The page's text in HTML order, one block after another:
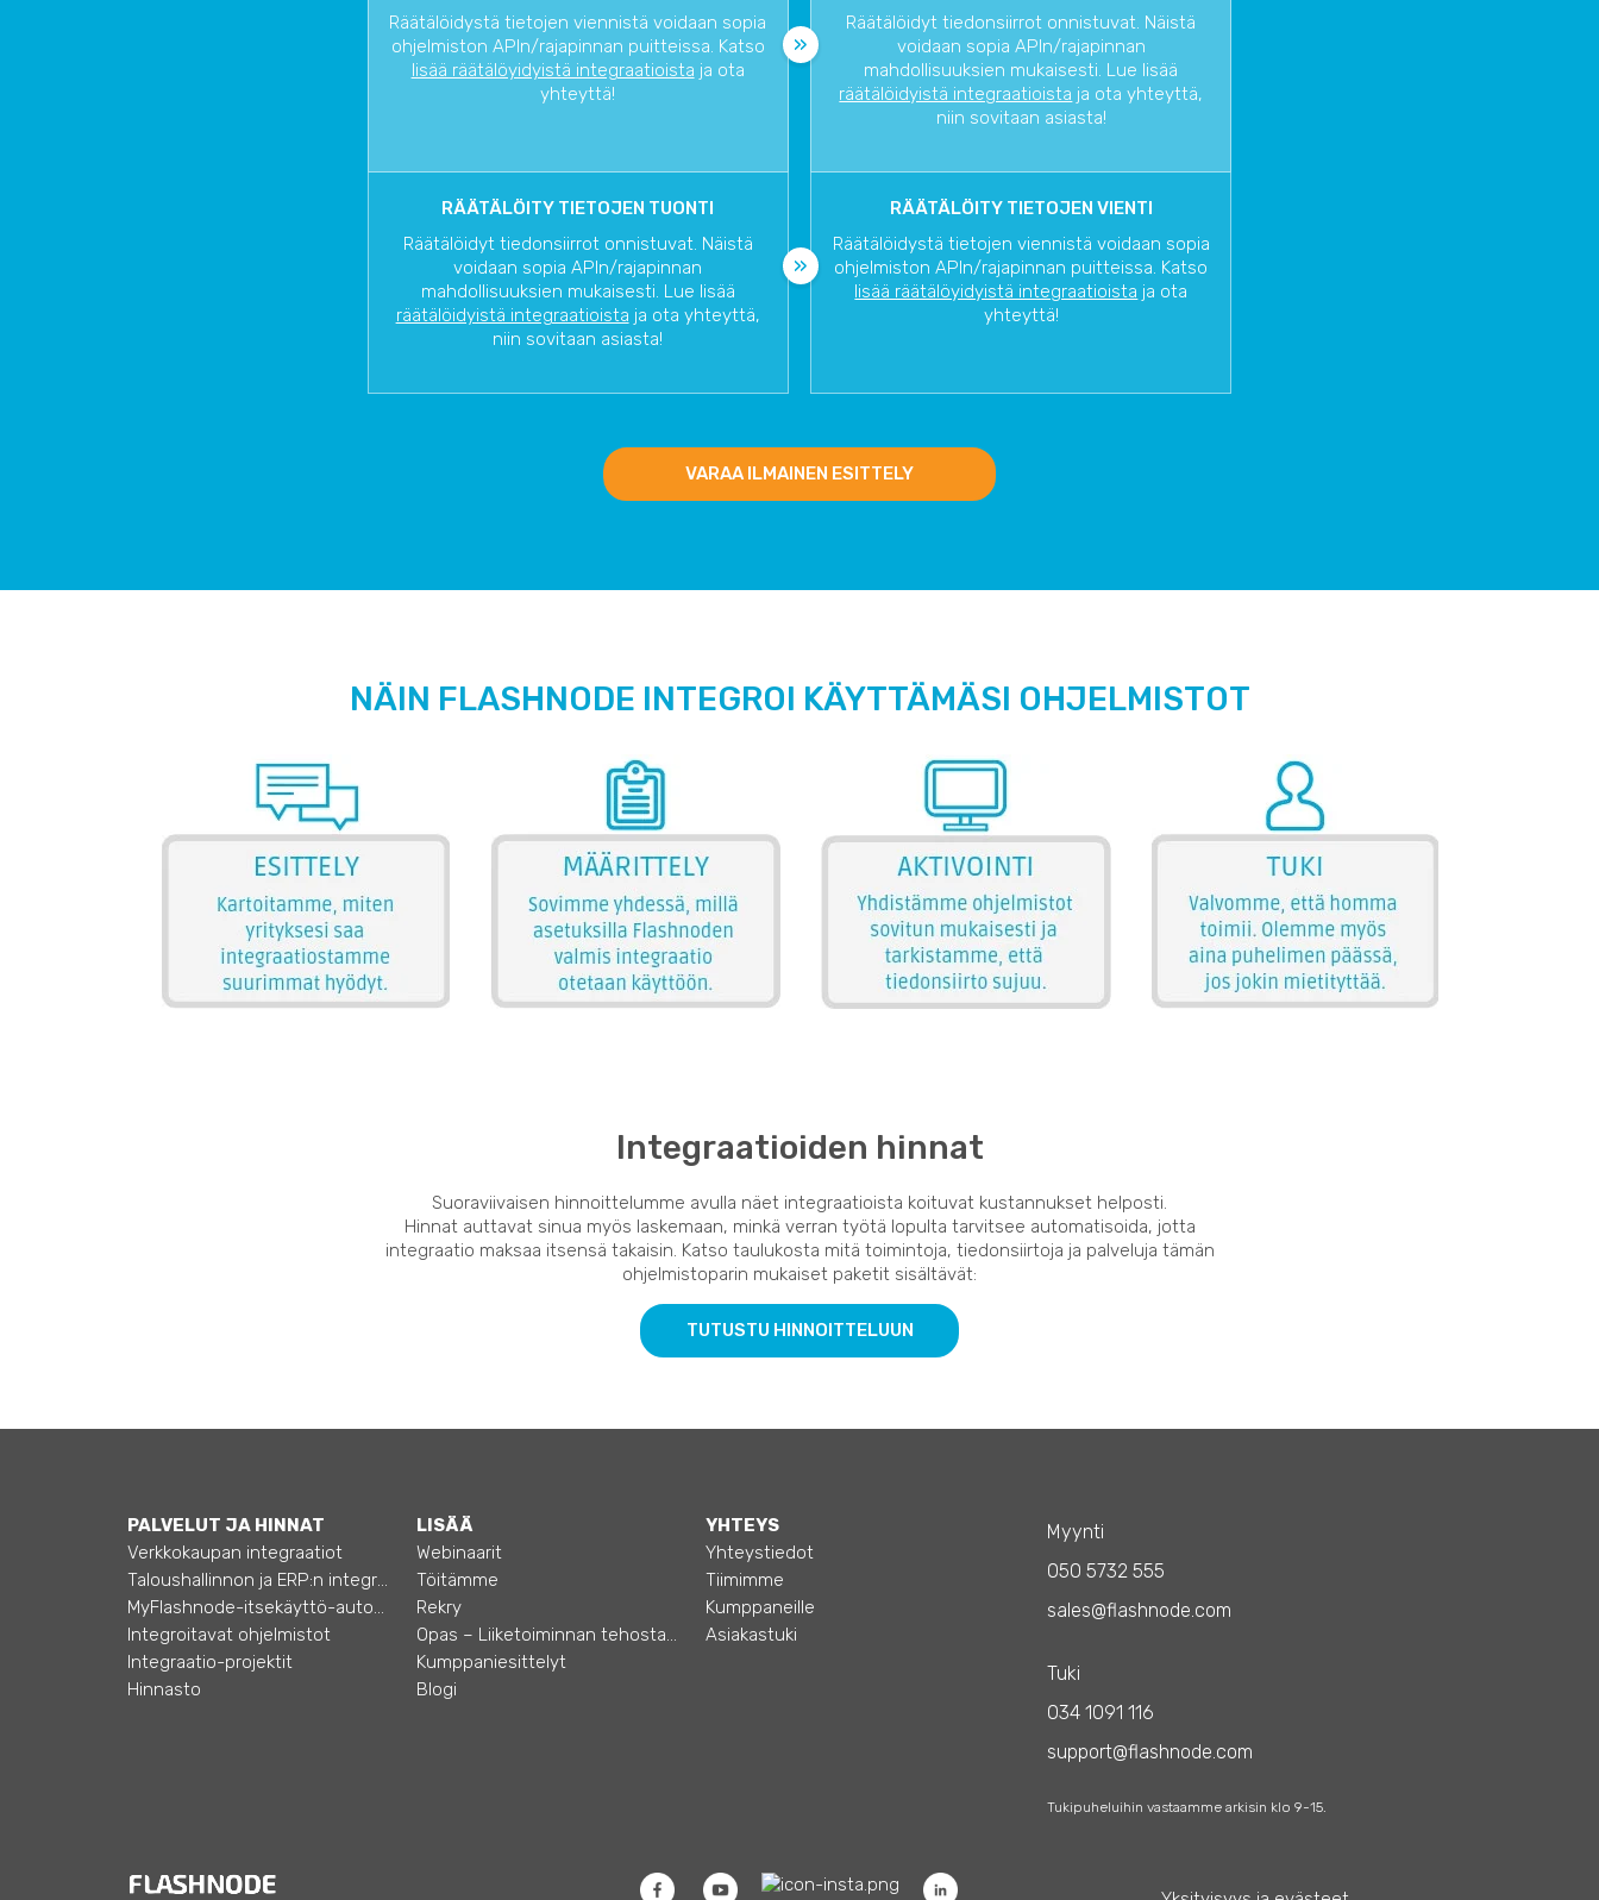
Räätälöidystä tietojen viennistä voidaan sopia
ohjelmiston APIn/rajapinnan puitteissa. Katso
lisää räätälöyidyistä integraatioista ja ota
yhteyttä!
Räätälöidyt tiedonsiirrot onnistuvat. Näistä
voidaan sopia APIn/rajapinnan
mahdollisuuksien mukaisesti. Lue lisää
räätälöidyistä integraatioista ja ota yhteyttä,
niin sovitaan asiasta!
RÄÄTÄLÖITY TIETOJEN TUONTI
Räätälöidyt tiedonsiirrot onnistuvat. Näistä
voidaan sopia APIn/rajapinnan
mahdollisuuksien mukaisesti. Lue lisää
räätälöidyistä integraatioista ja ota yhteyttä,
niin sovitaan asiasta!
RÄÄTÄLÖITY TIETOJEN VIENTI
Räätälöidystä tietojen viennistä voidaan sopia
ohjelmiston APIn/rajapinnan puitteissa. Katso
lisää räätälöyidyistä integraatioista ja ota
yhteyttä!
VARAA ILMAINEN ESITTELY
NÄIN FLASHNODE INTEGROI KÄYTTÄMÄSI OHJELMISTOT
Integraatioiden hinnat
Suoraviivaisen hinnoittelumme avulla näet integraatioista koituvat kustannukset helposti.
Hinnat auttavat sinua myös laskemaan, minkä verran työtä lopulta tarvitsee automatisoida, jotta
integraatio maksaa itsensä takaisin. Katso taulukosta mitä toimintoja, tiedonsiirtoja ja palveluja tämän
ohjelmistoparin mukaiset paketit sisältävät:
TUTUSTU HINNOITTELUUN
PALVELUT JA HINNAT
Verkkokaupan integraatiot
Taloushallinnon ja ERP:n integraatiot
MyFlashnode-itsekäyttö-automaatio
Integroitavat ohjelmistot
Integraatio-projektit
Hinnasto
LISÄÄ
Webinaarit
Töitämme
Rekry
Opas – Liiketoiminnan tehostamiseen
Kumppaniesittelyt
Blogi
YHTEYS
Yhteystiedot
Tiimimme
Kumppaneille
Asiakastuki
Myynti
050 5732 555
sales@flashnode.com
Tuki
034 1091 116
support@flashnode.com
Tukipuheluihin vastaamme arkisin klo 9-15.